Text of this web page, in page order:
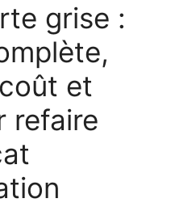
grise :
et
refaire